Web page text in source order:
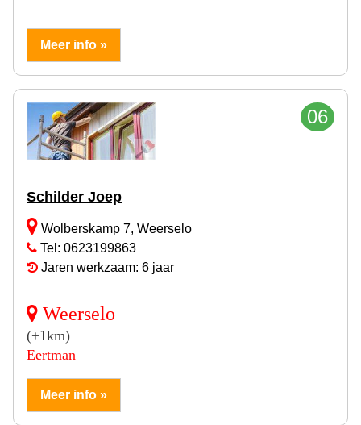
Meer info »
06
Schilder Joep
Wolberskamp 7, Weerselo
Tel: 0623199863
Jaren werkzaam: 6 jaar
Weerselo
(+1km)
Eertman
Meer info »